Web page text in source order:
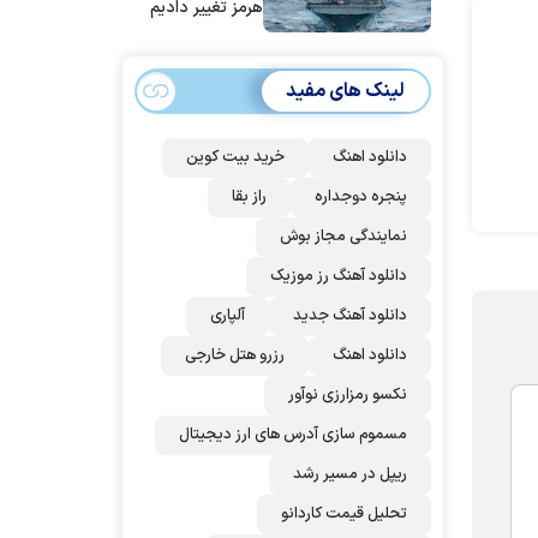
هرمز تغییر دادیم
لینک های مفید
دانلود اهنگ
خرید بیت کوین
پنجره دوجداره
راز بقا
نمایندگی مجاز بوش
دانلود آهنگ رز‌ موزیک
دانلود آهنگ جدید
آلپاری
دانلود اهنگ
رزرو هتل خارجی
نکسو رمزارزی نوآور
مسموم سازی آدرس های ارز دیجیتال
ریپل در مسیر رشد
تحلیل قیمت کاردانو